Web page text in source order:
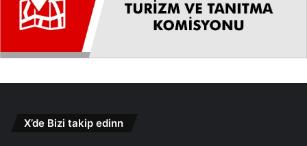
X’de Bizi takip edinn